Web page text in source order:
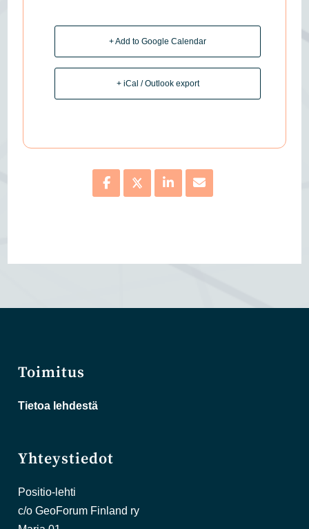
+ Add to Google Calendar
+ iCal / Outlook export
Toimitus
Tietoa lehdestä
Yhteystiedot
Positio-lehti
c/o GeoForum Finland ry